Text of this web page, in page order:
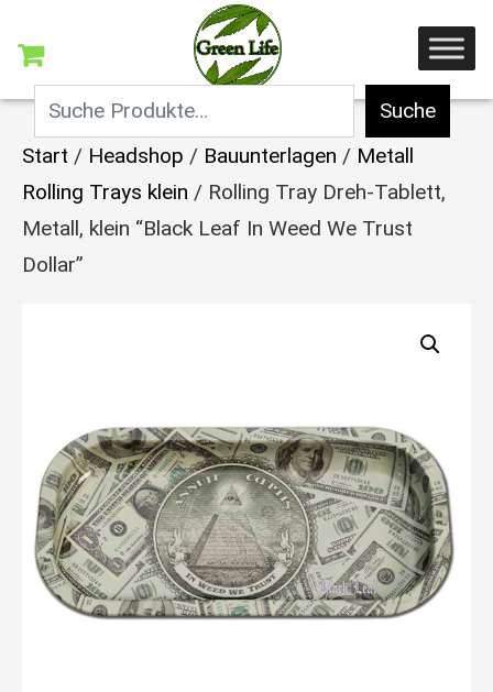
Suche
Start / Headshop / Bauunterlagen / Metall
Rolling Trays klein / Rolling Tray Dreh-Tablett,
Metall, klein “Black Leaf In Weed We Trust
Dollar”